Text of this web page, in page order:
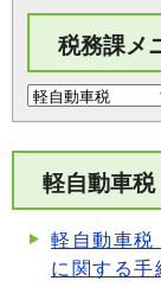
税務課メ
軽自動車税
軽自動車税
に関する手